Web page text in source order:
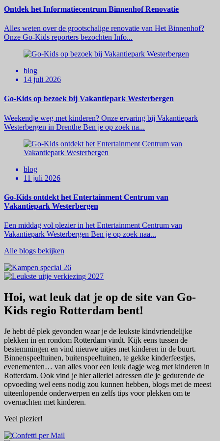
Ontdek het Informatiecentrum Binnenhof Renovatie
Alles weten over de grootschalige renovatie van Het Binnenhof?
Onze Go-Kids reporters bezochten Info...
blog
14 juli 2026
Go-Kids op bezoek bij Vakantiepark Westerbergen
Weekendje weg met kinderen? Onze ervaring bij Vakantiepark
Westerbergen in Drenthe Ben je op zoek na...
blog
11 juli 2026
Go-Kids ontdekt het Entertainment Centrum van
Vakantiepark Westerbergen
Een middag vol plezier in het Entertainment Centrum van
Vakantiepark Westerbergen Ben je op zoek naa...
Alle blogs bekijken
Hoi, wat leuk dat je op de site van Go-
Kids regio Rotterdam bent!
Je hebt dé plek gevonden waar je de leukste kindvriendelijke
plekken in en rondom Rotterdam vindt. Kijk eens tussen de
bestemmingen en vind nieuwe uitjes met kinderen in de buurt.
Binnenspeeltuinen, buitenspeeltuinen, te gekke kinderfeestjes,
evenementen… van alles voor een leuk dagje weg met kinderen in
Rotterdam. Ook vind je hier allerlei adressen die je gedurende de
opvoeding wel eens nodig zou kunnen hebben, blogs met de meest
uiteenlopende onderwerpen en zelfs tips voor plekken om te
overnachten met kinderen.
Veel plezier!